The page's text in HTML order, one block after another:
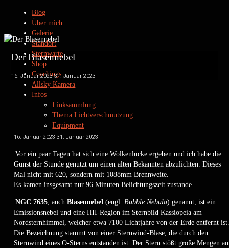
Blog
Über mich
Galerie
Standort
Sternwarte
Shop
Coachings
Allsky Kamera
Infos
Linksammlung
Thema Lichtverschmutzung
Equipment
Datenschutz
Impressum
Privatsternwarte Winkerling
by www.heinerweiss.de
Der Blasennebel
16. Januar 202331. Januar 2023
16. Januar 2023 31. Januar 2023
Vor ein paar Tagen hat sich eine Wolkenlücke ergeben und ich habe die
Gunst der Stunde genutzt um einen alten Bekannten abzulichten. Dieses
Mal nicht mit 620, sondern mit 1088mm Brennweite.
Es kamen insgesamt nur 96 Minuten Belichtungszeit zustande.
NGC 7635, auch Blasennebel(engl. Bubble Nebula) genannt, ist ein
Emissionsnebel und eine HII-Region im Sternbild Kassiopeia am
Nordsternhimmel, welcher etwa 7100 Lichtjahre von der Erde entfernt ist.
Die Bezeichnung stammt von einer Sternwind-Blase, die durch den
Sternwind eines O-Sterns entstanden ist. Der Stern stößt große Mengen an